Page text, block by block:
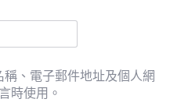
稱、電子郵件地址及個人網
時使用。